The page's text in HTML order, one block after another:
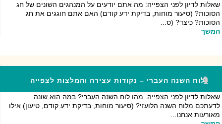
שאלות לדיון לפני הצפייה: מה אתם יודעים על המנהגים השונים של חג
הסוכות? (סיעור מוחות, בדיקת ידע קודם) האם אתם חוגגים את חג
הסוכות? כיצד? (ס...
המשך
לוח השנה העברי – נקודות עצירה והמלצות לצפייה
שאלות לדיון לפני הצפייה: מהו לוח השנה העברי? במה הוא שונה
לדעתכם מלוח השנה הלועזי? (סיעור מוחות, בדיקת ידע קודם, טיעון) אילו
מאורעות אנחנו...